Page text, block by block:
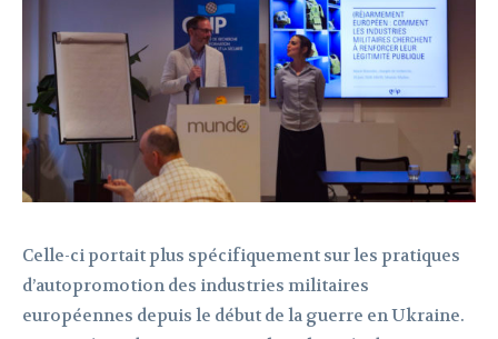
Celle-ci portait plus spécifiquement sur les pratiques
d’autopromotion des industries militaires
européennes depuis le début de la guerre en Ukraine.